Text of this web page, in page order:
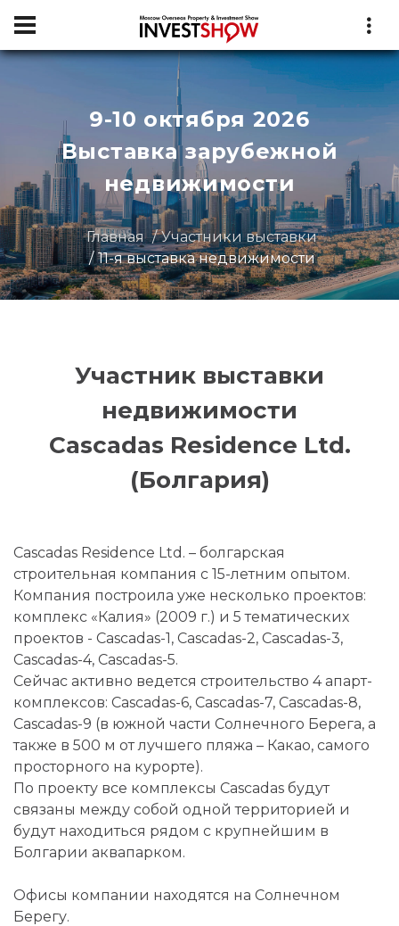
9-10 октября 2026
Выставка зарубежной
недвижимости
Главная
Участники выставки
11-я выставка недвижимости
Участник выставки
недвижимости
Cascadas Residence Ltd.
(Болгария)
Cascadas Residence Ltd. – болгарская
строительная компания с 15-летним опытом.
Компания построила уже несколько проектов:
комплекс «Калия» (2009 г.) и 5 тематических
проектов - Cascadas-1, Cascadas-2, Cascadas-3,
Cascadas-4, Cascadas-5.
Сейчас активно ведется строительство 4 апарт-
комплексов: Cascadas-6, Cascadas-7, Cascadas-8,
Cascadas-9 (в южной части Солнечного Берега, а
также в 500 м от лучшего пляжа – Какао, самого
просторного на курорте).
По проекту все комплексы Cascadas будут
связаны между собой одной территорией и
будут находиться рядом с крупнейшим в
Болгарии аквапарком.
Офисы компании находятся на Солнечном
Берегу.